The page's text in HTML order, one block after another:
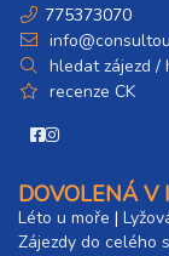
775373070
hledat zájezd /
recenze CK
DOVOLENÁ V
Léto u moře |
Zájezdy do celého